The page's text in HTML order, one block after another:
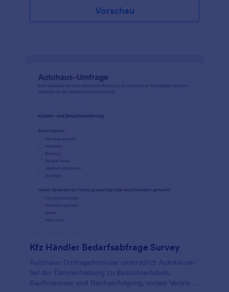
Vorschau
Kfz Händler Bedarfsabfrage Survey
Autohaus-Umfrageformular unterstützt Autohäuser
bei der Datenerhebung zu Besuchserlebnis,
Kaufinteresse und Nachverfolgung, sodass Vertrieb